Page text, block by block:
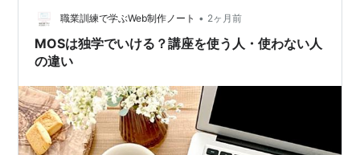
職業訓練で学ぶWeb制作ノート • 2ヶ月前
MOSは独学でいける？講座を使う人・使わない人
の違い